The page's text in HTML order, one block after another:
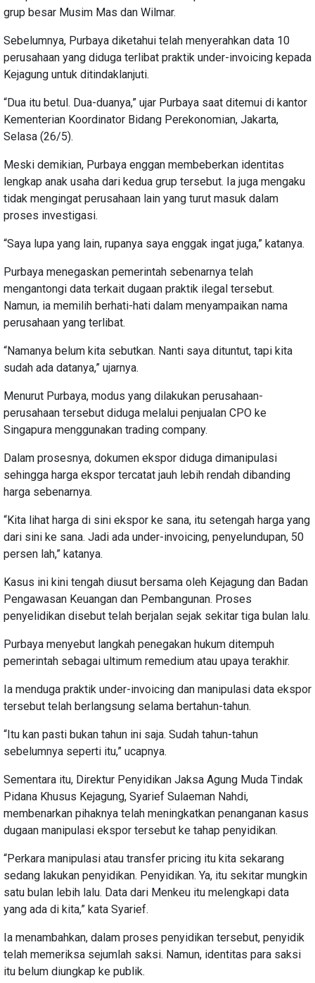
grup besar Musim Mas dan Wilmar.
Sebelumnya, Purbaya diketahui telah menyerahkan data 10
perusahaan yang diduga terlibat praktik under-invoicing kepada
Kejagung untuk ditindaklanjuti.
“Dua itu betul. Dua-duanya,” ujar Purbaya saat ditemui di kantor
Kementerian Koordinator Bidang Perekonomian, Jakarta,
Selasa (26/5).
Meski demikian, Purbaya enggan membeberkan identitas
lengkap anak usaha dari kedua grup tersebut. Ia juga mengaku
tidak mengingat perusahaan lain yang turut masuk dalam
proses investigasi.
“Saya lupa yang lain, rupanya saya enggak ingat juga,” katanya.
Purbaya menegaskan pemerintah sebenarnya telah
mengantongi data terkait dugaan praktik ilegal tersebut.
Namun, ia memilih berhati-hati dalam menyampaikan nama
perusahaan yang terlibat.
“Namanya belum kita sebutkan. Nanti saya dituntut, tapi kita
sudah ada datanya,” ujarnya.
Menurut Purbaya, modus yang dilakukan perusahaan-
perusahaan tersebut diduga melalui penjualan CPO ke
Singapura menggunakan trading company.
Dalam prosesnya, dokumen ekspor diduga dimanipulasi
sehingga harga ekspor tercatat jauh lebih rendah dibanding
harga sebenarnya.
“Kita lihat harga di sini ekspor ke sana, itu setengah harga yang
dari sini ke sana. Jadi ada under-invoicing, penyelundupan, 50
persen lah,” katanya.
Kasus ini kini tengah diusut bersama oleh Kejagung dan Badan
Pengawasan Keuangan dan Pembangunan. Proses
penyelidikan disebut telah berjalan sejak sekitar tiga bulan lalu.
Purbaya menyebut langkah penegakan hukum ditempuh
pemerintah sebagai ultimum remedium atau upaya terakhir.
Ia menduga praktik under-invoicing dan manipulasi data ekspor
tersebut telah berlangsung selama bertahun-tahun.
“Itu kan pasti bukan tahun ini saja. Sudah tahun-tahun
sebelumnya seperti itu,” ucapnya.
Sementara itu, Direktur Penyidikan Jaksa Agung Muda Tindak
Pidana Khusus Kejagung, Syarief Sulaeman Nahdi,
membenarkan pihaknya telah meningkatkan penanganan kasus
dugaan manipulasi ekspor tersebut ke tahap penyidikan.
“Perkara manipulasi atau transfer pricing itu kita sekarang
sedang lakukan penyidikan. Penyidikan. Ya, itu sekitar mungkin
satu bulan lebih lalu. Data dari Menkeu itu melengkapi data
yang ada di kita,” kata Syarief.
Ia menambahkan, dalam proses penyidikan tersebut, penyidik
telah memeriksa sejumlah saksi. Namun, identitas para saksi
itu belum diungkap ke publik.